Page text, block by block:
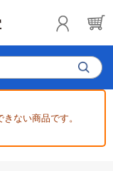
ない商品です。